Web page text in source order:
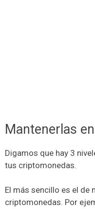
Mantenerlas
Digamos que hay 3
tus criptomonedas.
El más sencillo es el de
criptomonedas. Por